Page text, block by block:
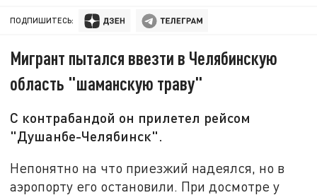
ПОДПИШИТЕСЬ:
Мигрант пытался ввезти в Челябинскую
область "шаманскую траву"
С контрабандой он прилетел рейсом
"Душанбе-Челябинск".
Непонятно на что приезжий надеялся, но в
аэропорту его остановили. При досмотре у